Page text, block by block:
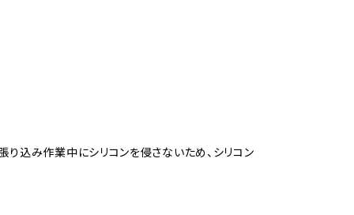
り込み作業中にシリコンを侵さないため、シリコン